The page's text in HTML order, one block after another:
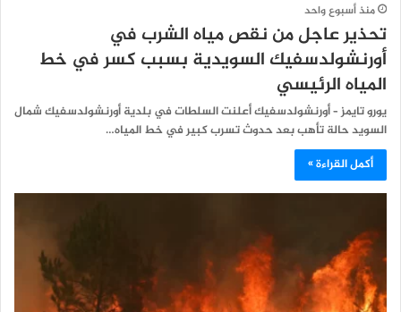
منذ أسبوع واحد
تحذير عاجل من نقص مياه الشرب في
أورنشولدسفيك السويدية بسبب كسر في خط
المياه الرئيسي
يورو تايمز – أورنشولدسفيك أعلنت السلطات في بلدية أورنشولدسفيك شمال
السويد حالة تأهب بعد حدوث تسرب كبير في خط المياه…
أكمل القراءة »